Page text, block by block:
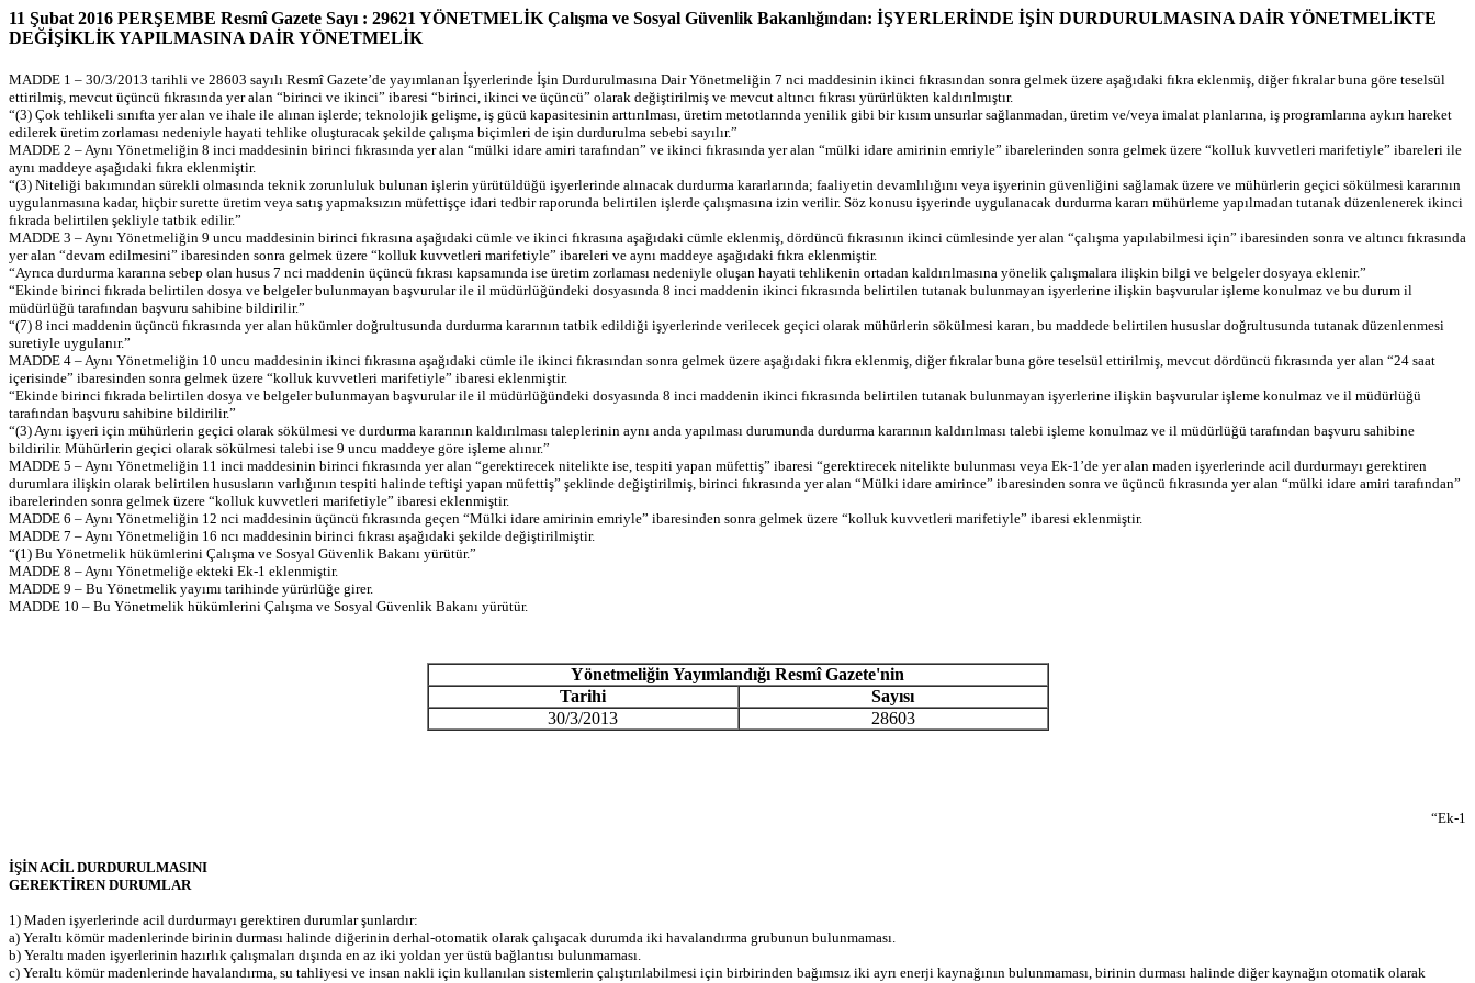
11 Şubat 2016 PERŞEMBE Resmî Gazete Sayı : 29621 YÖNETMELİK Çalışma ve Sosyal Güvenlik Bakanlığından: İŞYERLERİNDE İŞİN DURDURULMASINA DAİR YÖNETMELİKTE
DEĞİŞİKLİK YAPILMASINA DAİR YÖNETMELİK
MADDE 1 – 30/3/2013 tarihli ve 28603 sayılı Resmî Gazete’de yayımlanan İşyerlerinde İşin Durdurulmasına Dair Yönetmeliğin 7 nci maddesinin ikinci fıkrasından sonra gelmek üzere aşağıdaki fıkra eklenmiş, diğer fıkralar buna göre teselsül
ettirilmiş, mevcut üçüncü fıkrasında yer alan “birinci ve ikinci” ibaresi “birinci, ikinci ve üçüncü” olarak değiştirilmiş ve mevcut altıncı fıkrası yürürlükten kaldırılmıştır.
“(3) Çok tehlikeli sınıfta yer alan ve ihale ile alınan işlerde; teknolojik gelişme, iş gücü kapasitesinin arttırılması, üretim metotlarında yenilik gibi bir kısım unsurlar sağlanmadan, üretim ve/veya imalat planlarına, iş programlarına aykırı hareket
edilerek üretim zorlaması nedeniyle hayati tehlike oluşturacak şekilde çalışma biçimleri de işin durdurulma sebebi sayılır.”
MADDE 2 – Aynı Yönetmeliğin 8 inci maddesinin birinci fıkrasında yer alan “mülki idare amiri tarafından” ve ikinci fıkrasında yer alan “mülki idare amirinin emriyle” ibarelerinden sonra gelmek üzere “kolluk kuvvetleri marifetiyle” ibareleri ile
aynı maddeye aşağıdaki fıkra eklenmiştir.
“(3) Niteliği bakımından sürekli olmasında teknik zorunluluk bulunan işlerin yürütüldüğü işyerlerinde alınacak durdurma kararlarında; faaliyetin devamlılığını veya işyerinin güvenliğini sağlamak üzere ve mühürlerin geçici sökülmesi kararının
uygulanmasına kadar, hiçbir surette üretim veya satış yapmaksızın müfettişçe idari tedbir raporunda belirtilen işlerde çalışmasına izin verilir. Söz konusu işyerinde uygulanacak durdurma kararı mühürleme yapılmadan tutanak düzenlenerek ikinci
fıkrada belirtilen şekliyle tatbik edilir.”
MADDE 3 – Aynı Yönetmeliğin 9 uncu maddesinin birinci fıkrasına aşağıdaki cümle ve ikinci fıkrasına aşağıdaki cümle eklenmiş, dördüncü fıkrasının ikinci cümlesinde yer alan “çalışma yapılabilmesi için” ibaresinden sonra ve altıncı fıkrasında
yer alan “devam edilmesini” ibaresinden sonra gelmek üzere “kolluk kuvvetleri marifetiyle” ibareleri ve aynı maddeye aşağıdaki fıkra eklenmiştir.
“Ayrıca durdurma kararına sebep olan husus 7 nci maddenin üçüncü fıkrası kapsamında ise üretim zorlaması nedeniyle oluşan hayati tehlikenin ortadan kaldırılmasına yönelik çalışmalara ilişkin bilgi ve belgeler dosyaya eklenir.”
“Ekinde birinci fıkrada belirtilen dosya ve belgeler bulunmayan başvurular ile il müdürlüğündeki dosyasında 8 inci maddenin ikinci fıkrasında belirtilen tutanak bulunmayan işyerlerine ilişkin başvurular işleme konulmaz ve bu durum il
müdürlüğü tarafından başvuru sahibine bildirilir.”
“(7) 8 inci maddenin üçüncü fıkrasında yer alan hükümler doğrultusunda durdurma kararının tatbik edildiği işyerlerinde verilecek geçici olarak mühürlerin sökülmesi kararı, bu maddede belirtilen hususlar doğrultusunda tutanak düzenlenmesi
suretiyle uygulanır.”
MADDE 4 – Aynı Yönetmeliğin 10 uncu maddesinin ikinci fıkrasına aşağıdaki cümle ile ikinci fıkrasından sonra gelmek üzere aşağıdaki fıkra eklenmiş, diğer fıkralar buna göre teselsül ettirilmiş, mevcut dördüncü fıkrasında yer alan “24 saat
içerisinde” ibaresinden sonra gelmek üzere “kolluk kuvvetleri marifetiyle” ibaresi eklenmiştir.
“Ekinde birinci fıkrada belirtilen dosya ve belgeler bulunmayan başvurular ile il müdürlüğündeki dosyasında 8 inci maddenin ikinci fıkrasında belirtilen tutanak bulunmayan işyerlerine ilişkin başvurular işleme konulmaz ve il müdürlüğü
tarafından başvuru sahibine bildirilir.”
“(3) Aynı işyeri için mühürlerin geçici olarak sökülmesi ve durdurma kararının kaldırılması taleplerinin aynı anda yapılması durumunda durdurma kararının kaldırılması talebi işleme konulmaz ve il müdürlüğü tarafından başvuru sahibine
bildirilir. Mühürlerin geçici olarak sökülmesi talebi ise 9 uncu maddeye göre işleme alınır.”
MADDE 5 – Aynı Yönetmeliğin 11 inci maddesinin birinci fıkrasında yer alan “gerektirecek nitelikte ise, tespiti yapan müfettiş” ibaresi “gerektirecek nitelikte bulunması veya Ek-1’de yer alan maden işyerlerinde acil durdurmayı gerektiren
durumlara ilişkin olarak belirtilen hususların varlığının tespiti halinde teftişi yapan müfettiş” şeklinde değiştirilmiş, birinci fıkrasında yer alan “Mülki idare amirince” ibaresinden sonra ve üçüncü fıkrasında yer alan “mülki idare amiri tarafından”
ibarelerinden sonra gelmek üzere “kolluk kuvvetleri marifetiyle” ibaresi eklenmiştir.
MADDE 6 – Aynı Yönetmeliğin 12 nci maddesinin üçüncü fıkrasında geçen “Mülki idare amirinin emriyle” ibaresinden sonra gelmek üzere “kolluk kuvvetleri marifetiyle” ibaresi eklenmiştir.
MADDE 7 – Aynı Yönetmeliğin 16 ncı maddesinin birinci fıkrası aşağıdaki şekilde değiştirilmiştir.
“(1) Bu Yönetmelik hükümlerini Çalışma ve Sosyal Güvenlik Bakanı yürütür.”
MADDE 8 – Aynı Yönetmeliğe ekteki Ek-1 eklenmiştir.
MADDE 9 – Bu Yönetmelik yayımı tarihinde yürürlüğe girer.
MADDE 10 – Bu Yönetmelik hükümlerini Çalışma ve Sosyal Güvenlik Bakanı yürütür.
Yönetmeliğin Yayımlandığı Resmî Gazete'nin
Tarihi
Sayısı
30/3/2013
28603
“Ek-1
İŞİN ACİL DURDURULMASINI
GEREKTİREN DURUMLAR
1) Maden işyerlerinde acil durdurmayı gerektiren durumlar şunlardır:
a) Yeraltı kömür madenlerinde birinin durması halinde diğerinin derhal-otomatik olarak çalışacak durumda iki havalandırma grubunun bulunmaması.
b) Yeraltı maden işyerlerinin hazırlık çalışmaları dışında en az iki yoldan yer üstü bağlantısı bulunmaması.
c) Yeraltı kömür madenlerinde havalandırma, su tahliyesi ve insan nakli için kullanılan sistemlerin çalıştırılabilmesi için birbirinden bağımsız iki ayrı enerji kaynağının bulunmaması, birinin durması halinde diğer kaynağın otomatik olarak